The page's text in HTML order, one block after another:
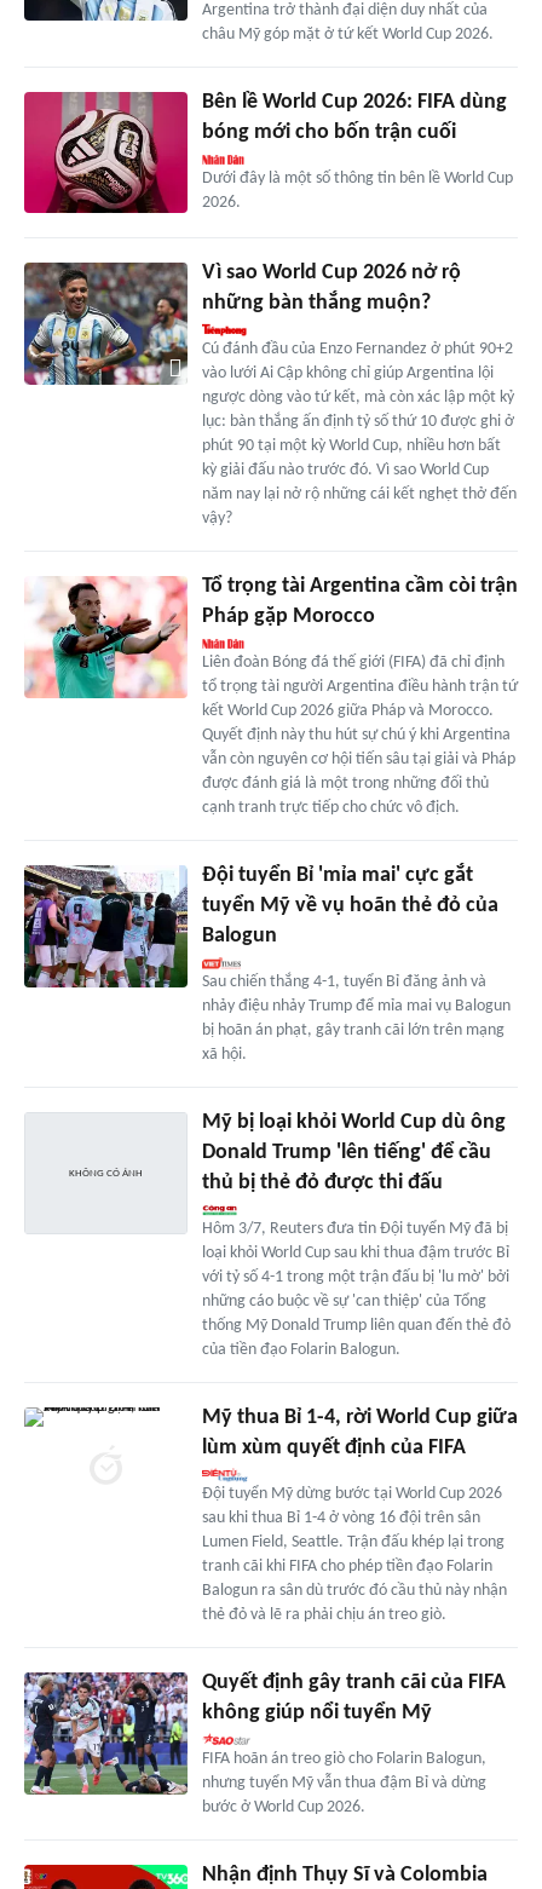
Argentina trở thành đại diện duy nhất của
châu Mỹ góp mặt ở tứ kết World Cup 2026.
Bên lề World Cup 2026: FIFA dùng
bóng mới cho bốn trận cuối
Dưới đây là một số thông tin bên lề World Cup
2026.
Vì sao World Cup 2026 nở rộ
những bàn thắng muộn?
Cú đánh đầu của Enzo Fernandez ở phút 90+2
vào lưới Ai Cập không chỉ giúp Argentina lội
ngược dòng vào tứ kết, mà còn xác lập một kỷ
lục: bàn thắng ấn định tỷ số thứ 10 được ghi ở
phút 90 tại một kỳ World Cup, nhiều hơn bất
kỳ giải đấu nào trước đó. Vì sao World Cup
năm nay lại nở rộ những cái kết nghẹt thở đến
vậy?
Tổ trọng tài Argentina cầm còi trận
Pháp gặp Morocco
Liên đoàn Bóng đá thế giới (FIFA) đã chỉ định
tổ trọng tài người Argentina điều hành trận tứ
kết World Cup 2026 giữa Pháp và Morocco.
Quyết định này thu hút sự chú ý khi Argentina
vẫn còn nguyên cơ hội tiến sâu tại giải và Pháp
được đánh giá là một trong những đối thủ
cạnh tranh trực tiếp cho chức vô địch.
Đội tuyển Bỉ 'mỉa mai' cực gắt
tuyển Mỹ về vụ hoãn thẻ đỏ của
Balogun
Sau chiến thắng 4-1, tuyển Bỉ đăng ảnh và
nhảy điệu nhảy Trump để mỉa mai vụ Balogun
bị hoãn án phạt, gây tranh cãi lớn trên mạng
xã hội.
Mỹ bị loại khỏi World Cup dù ông
Donald Trump 'lên tiếng' để cầu
thủ bị thẻ đỏ được thi đấu
Hôm 3/7, Reuters đưa tin Đội tuyển Mỹ đã bị
loại khỏi World Cup sau khi thua đậm trước Bỉ
với tỷ số 4-1 trong một trận đấu bị 'lu mờ' bởi
những cáo buộc về sự 'can thiệp' của Tổng
thống Mỹ Donald Trump liên quan đến thẻ đỏ
của tiền đạo Folarin Balogun.
Mỹ thua Bỉ 1-4, rời World Cup giữa
lùm xùm quyết định của FIFA
Đội tuyển Mỹ dừng bước tại World Cup 2026
sau khi thua Bỉ 1-4 ở vòng 16 đội trên sân
Lumen Field, Seattle. Trận đấu khép lại trong
tranh cãi khi FIFA cho phép tiền đạo Folarin
Balogun ra sân dù trước đó cầu thủ này nhận
thẻ đỏ và lẽ ra phải chịu án treo giò.
Quyết định gây tranh cãi của FIFA
không giúp nổi tuyển Mỹ
FIFA hoãn án treo giò cho Folarin Balogun,
nhưng tuyển Mỹ vẫn thua đậm Bỉ và dừng
bước ở World Cup 2026.
Nhận định Thụy Sĩ và Colombia